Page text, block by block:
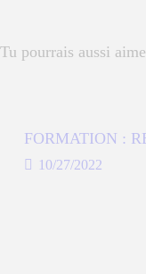
Tu pourrais aussi
FORMATION :
10/27/2022